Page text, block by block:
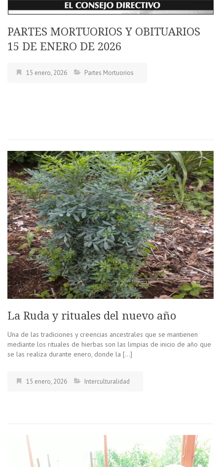
PARTES MORTUORIOS Y OBITUARIOS
15 DE ENERO DE 2026
15 enero, 2026 Partes Mortuorios
La Ruda y rituales del nuevo año
Una de las tradiciones y creencias ancestrales que se mantienen
mediante los rituales de hierbas son las limpias de inicio de año que
se las realiza durante enero, donde la […]
15 enero, 2026 Interculturalidad